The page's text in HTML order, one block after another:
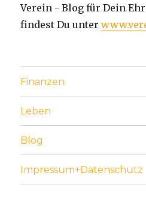
Verein - Blog für Dein
findest Du unter
Finanzen
Leben
Blog
Impressum+Datenschutz